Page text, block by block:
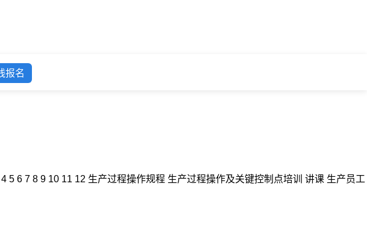
报名
6 7 8 9 10 11 12 生产过程操作规程 生产过程操作及关键控制点培训 讲课 生产员工